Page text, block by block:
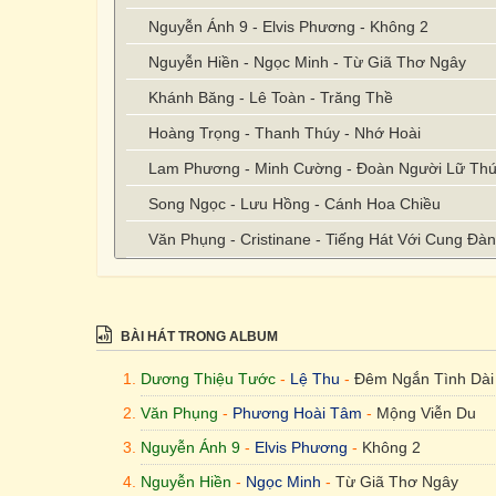
Nguyễn Ánh 9 - Elvis Phương - Không 2
Nguyễn Hiền - Ngọc Minh - Từ Giã Thơ Ngây
Khánh Băng - Lê Toàn - Trăng Thề
Hoàng Trọng - Thanh Thúy - Nhớ Hoài
Lam Phương - Minh Cường - Đoàn Người Lữ
Song Ngọc - Lưu Hồng - Cánh Hoa Chiều
Văn Phụng - Cristinane - Tiếng Hát Với Cung Đàn
BÀI HÁT TRONG ALBUM
Dương Thiệu Tước - Lệ Thu - Đêm Ngắn Tình Dài
Văn Phụng - Phương Hoài Tâm - Mộng Viễn Du
Nguyễn Ánh 9 - Elvis Phương - Không 2
Nguyễn Hiền - Ngọc Minh - Từ Giã Thơ Ngây